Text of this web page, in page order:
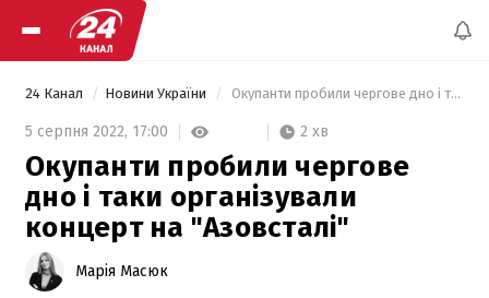
24 Канал Новини України Окупанти пробили чергове дно і таки організували концерт на "Азовсталі"
5 серпня 2022, 17:00 2 хв
Окупанти пробили чергове
дно і таки організували
концерт на "Азовсталі"
Марія Масюк